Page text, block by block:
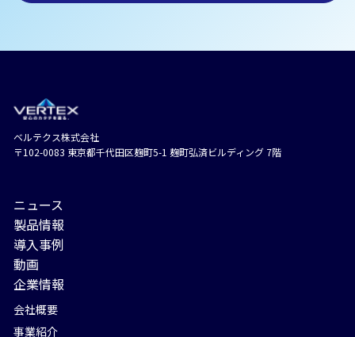
ベルテクス株式会社
〒102-0083 東京都千代⽥区麹町5-1 麹町弘済ビルディング 7階
ニュース
製品情報
導入事例
動画
企業情報
会社概要
事業紹介